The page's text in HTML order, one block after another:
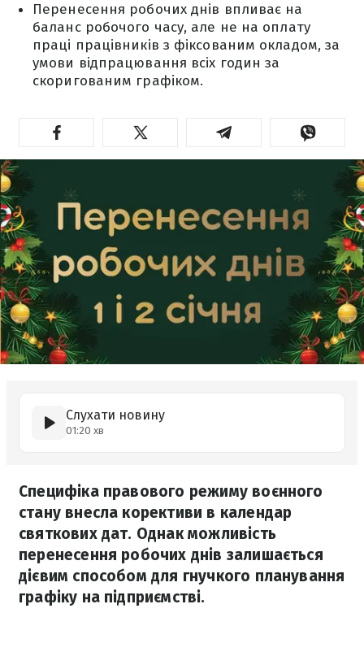
Перенесення робочих днів впливає на
баланс робочого часу, але не на оплату
праці працівників з фіксованим окладом, за
умови відпрацювання всіх годин за
скоригованим графіком.
Слухати новину
01:20 хв
Специфіка правового режиму воєнного
стану внесла корективи в календар
святкових дат. Однак можливість
перенесення робочих днів залишається
дієвим способом для гнучкого планування
графіку на підприємстві.